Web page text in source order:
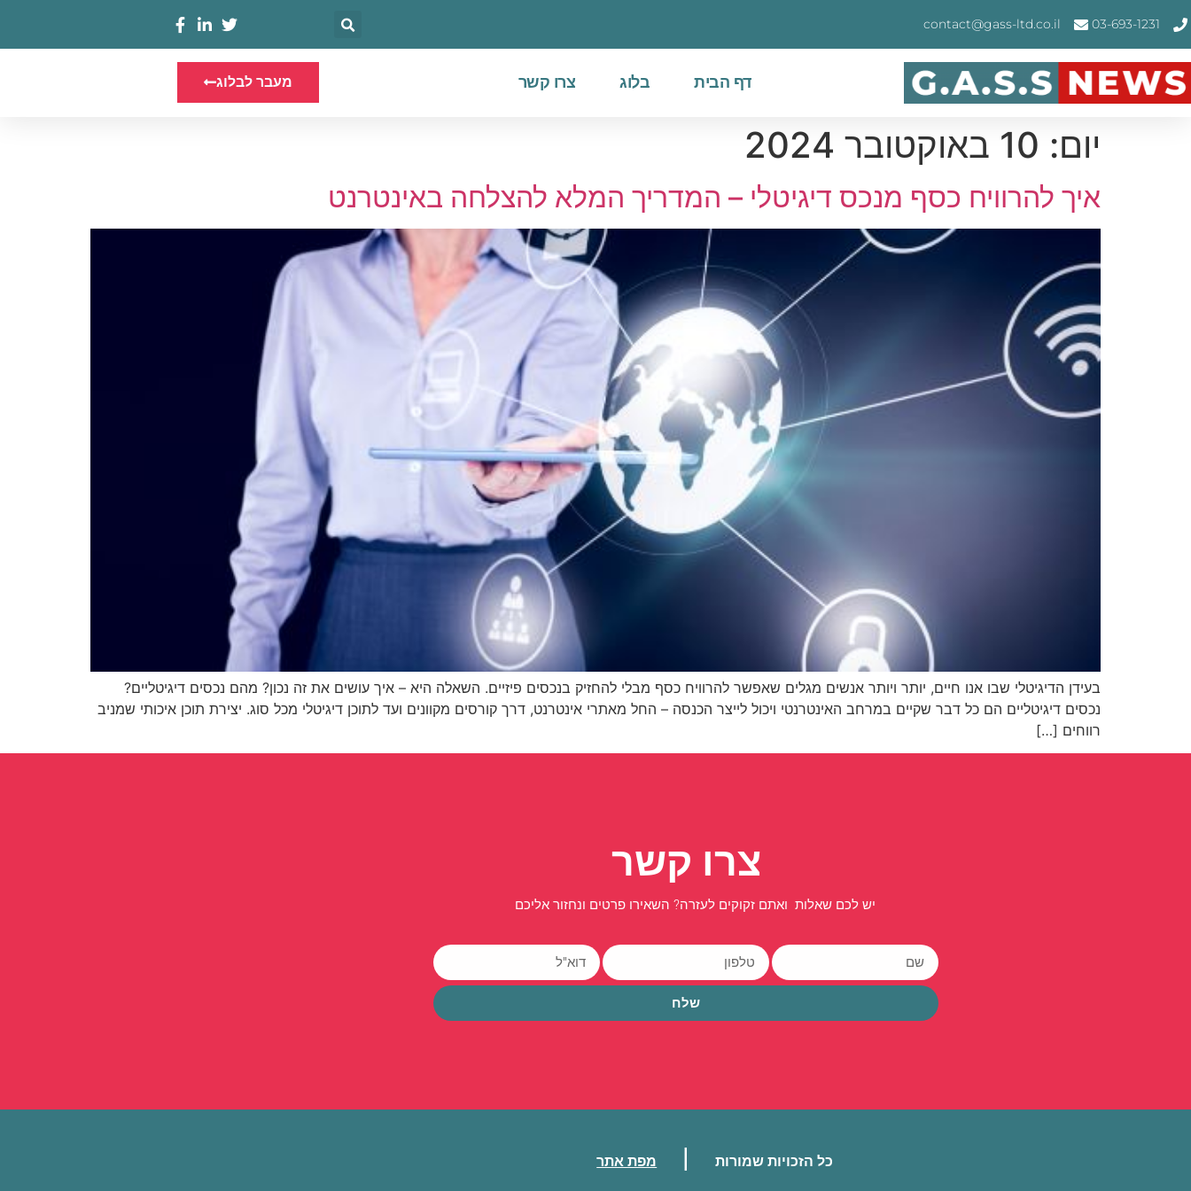
03-693-1231
contact@gass-ltd.co.il
דף הבית בלוג צרו קשר מעבר לבלוג
יום: 10 באוקטובר 2024
איך להרוויח כסף מנכס דיגיטלי – המדריך המלא להצלחה באינטרנט
בעידן הדיגיטלי שבו אנו חיים, יותר ויותר אנשים מגלים שאפשר להרוויח כסף מבלי להחזיק בנכסים פיזיים. השאלה היא – איך עושים את זה נכון? מהם נכסים דיגיטליים?
נכסים דיגיטליים הם כל דבר שקיים במרחב האינטרנטי ויכול לייצר הכנסה – החל מאתרי אינטרנט, דרך קורסים מקוונים ועד לתוכן דיגיטלי מכל סוג. יצירת תוכן איכותי שמניב
רווחים […]
צרו קשר
יש לכם שאלות ואתם זקוקים לעזרה? השאירו פרטים ונחזור אליכם
שלח
כל הזכויות שמורות | מפת אתר